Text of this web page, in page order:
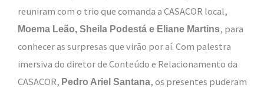
reuniram com o trio que comanda a CASACOR local,
Moema Leão, Sheila Podestá e Eliane Martins, para
conhecer as surpresas que virão por aí. Com palestra
imersiva do diretor de Conteúdo e Relacionamento da
CASACOR, Pedro Ariel Santana, os presentes puderam